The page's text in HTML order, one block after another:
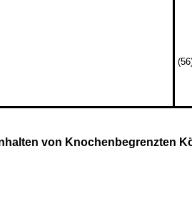
von Knochenbegrenzten